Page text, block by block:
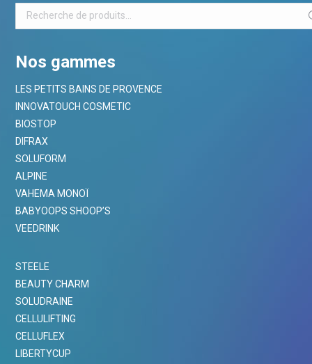
Nos gammes
LES PETITS BAINS DE PROVENCE
INNOVATOUCH COSMETIC
BIOSTOP
DIFRAX
SOLUFORM
ALPINE
VAHEMA MONOÏ
BABYOOPS SHOOP’S
VEEDRINK
STEELE
BEAUTY CHARM
SOLUDRAINE
CELLULIFTING
CELLUFLEX
LIBERTYCUP